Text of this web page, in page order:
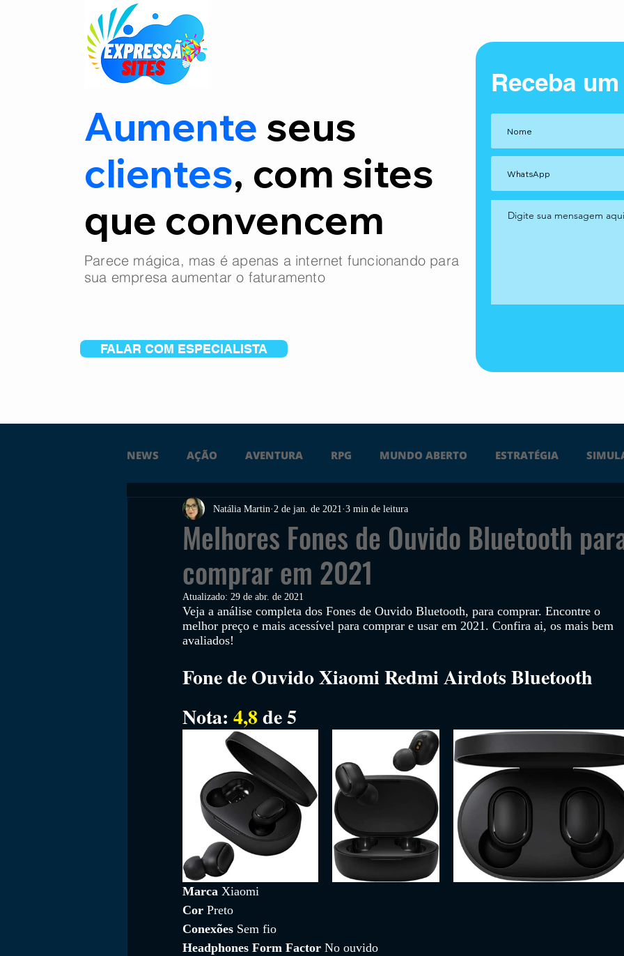
Aumente seus
clientes, com sites
que convencem
Parece mágica, mas é apenas a internet funcionando para
sua empresa aumentar o faturamento
FALAR COM ESPECIALISTA
Receba
NEWS AÇÃO AVENTURA RPG MUNDO ABERTO ESTRATÉGIA
FICÇÃO TERROR PC PS4 PS5
TRAILER PLATAFORMA FPS
SOBREVIVÊNCIA CONSTRUÇÃO INDIE SWITCH GUERRA LUTA
FILMES
Melhores Fones de Ouvido Bluetooth
comprar em 2021
Natália Martin 2 de jan. de 2021 3 min de leitura
Atualizado: 29 de abr. de 2021
Veja a análise completa dos Fones de Ouvido Bluetooth, para comprar. Encontre o
melhor preço e mais acessível para comprar e usar em 2021. Confira ai, os mais bem
avaliados!
Fone de Ouvido Xiaomi Redmi Airdots Bluetooth
Nota: 4,8 de 5
Marca Xiaomi
Cor Preto
Conexões Sem fio
Headphones Form Factor No ouvido